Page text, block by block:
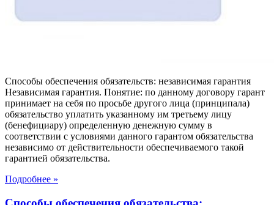
Способы обеспечения обязательств: независимая гарантия
Независимая гарантия. Понятие: по данному договору гарант
принимает на себя по просьбе другого лица (принципала)
обязательство уплатить указанному им третьему лицу
(бенефициару) определенную денежную сумму в
соответствии с условиями данного гарантом обязательства
независимо от действительности обеспечиваемого такой
гарантией обязательства.
Подробнее »